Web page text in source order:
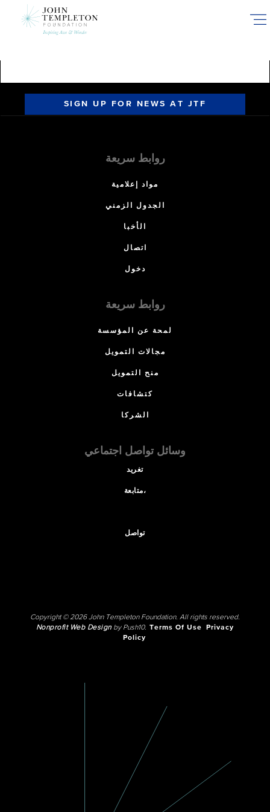
SIGN UP FOR NEWS AT JTF
روابط سريعة
مواد إعلامية
الجدول الزمني
الأخبا
اتصال
دخول
روابط سريعة
لمحة عن المؤسسة
مجالات التمويل
منح التمويل
كتشافات
الشركا
وسائل تواصل اجتماعي
تغريد
متابعة،
تواصل
Copyright © 2026 John Templeton Foundation. All rights reserved.
Nonprofit Web Designby Push10. Terms Of Use
Privacy
Policy